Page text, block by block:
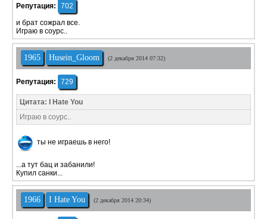
Репутация:
702
и брат сожрал все.
Играю в соурс..
1965 Husein_Gloom (2 декабря 2014 07:32)
Репутация: 729
Цитата: I Hate You
Играю в соурс..
ты не играешь в него!
...а тут бац и забанили!
Купил санки...
1966 I Hate You (2 декабря 2014 20:34)